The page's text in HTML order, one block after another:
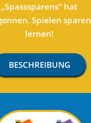
„Spasssparens“ hat
Spielen sparen
lernen!
BESCHREIBUNG